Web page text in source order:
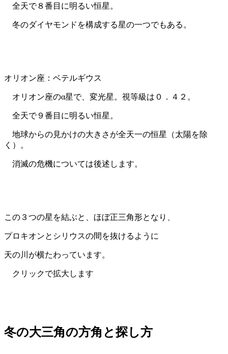
全天で８番目に明るい恒星。
冬のダイヤモンドを構成する星の一つでもある。
オリオン座：ベテルギウス
オリオン座のα星で、変光星。視等級は０．４２。
全天で９番目に明るい恒星。
地球からの見かけの大きさが全天一の恒星（太陽を除
く）。
消滅の危機については後述します。
この３つの星を結ぶと、ほぼ正三角形となり、
プロキオンとシリウスの間を抜けるように
天の川が横たわっています。
クリックで拡大します
冬の大三角の方角と探し方